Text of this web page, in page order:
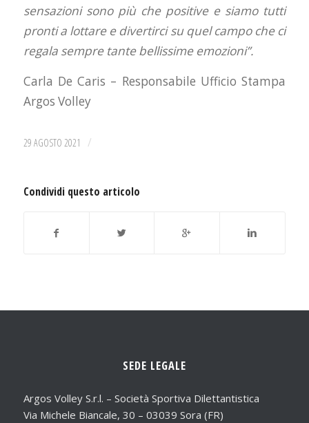
sensazioni sono più che positive e siamo tutti
pronti a lottare e divertirci su quel campo che ci
regala sempre tante bellissime emozioni”.
Carla De Caris – Responsabile Ufficio Stampa
Argos Volley
29 AGOSTO 2021 /
Condividi questo articolo
SEDE LEGALE
Argos Volley S.r.l. – Società Sportiva Dilettantistica
Via Michele Biancale, 30 – 03039 Sora (FR)